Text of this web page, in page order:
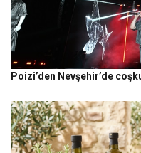
Poizi’den Nevşehir’de